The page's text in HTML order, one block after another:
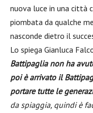
nuova luce in una città
piombata da qualche
nasconde dietro il
Lo spiega Gianluca
Battipaglia non ha
poi è arrivato il
portare tutte le
da spiaggia, quindi è